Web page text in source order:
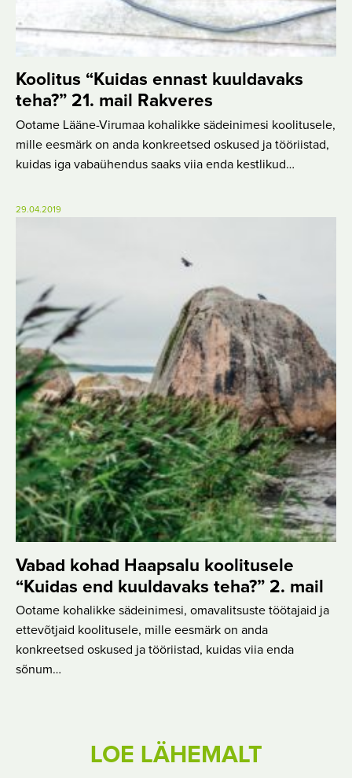
Koolitus “Kuidas ennast kuuldavaks
teha?” 21. mail Rakveres
Ootame Lääne-Virumaa kohalikke sädeinimesi koolitusele,
mille eesmärk on anda konkreetsed oskused ja tööriistad,
kuidas iga vabaühendus saaks viia enda kestlikud…
29.04.2019
Vabad kohad Haapsalu koolitusele
“Kuidas end kuuldavaks teha?” 2. mail
Ootame kohalikke sädeinimesi, omavalitsuste töötajaid ja
ettevõtjaid koolitusele, mille eesmärk on anda
konkreetsed oskused ja tööriistad, kuidas viia enda
sõnum…
LOE LÄHEMALT